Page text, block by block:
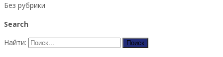
Без рубрики
Search
Найти: